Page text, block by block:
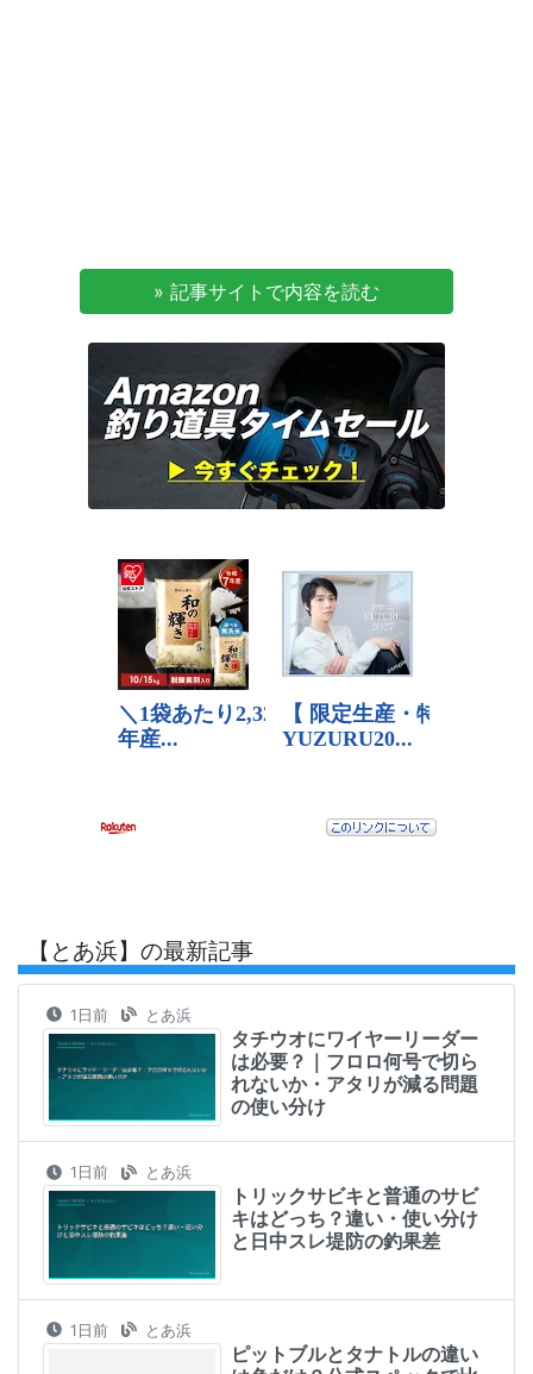
» 記事サイトで内容を読む
【とあ浜】の最新記事
1日前 とあ浜
タチウオにワイヤーリーダー
は必要？｜フロロ何号で切ら
れないか・アタリが減る問題
の使い分け
1日前 とあ浜
トリックサビキと普通のサビ
キはどっち？違い・使い分け
と日中スレ堤防の釣果差
1日前 とあ浜
ピットブルとタナトルの違い